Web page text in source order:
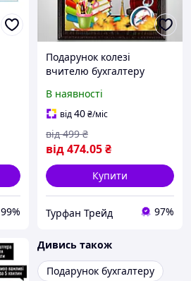
99%
Подарунок колезі
вчителю бухгалтеру
будь-яким текстом
В наявності
від40₴/міс
від474.05₴
від 499 ₴
Купити
Турфан Трейд 97%
Дивись також
Подарунок бухгалтеру